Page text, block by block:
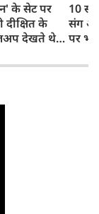
के सेट पर
दीक्षित के
देखते थे
किस्सा
10
संग
पर
थोड़ा